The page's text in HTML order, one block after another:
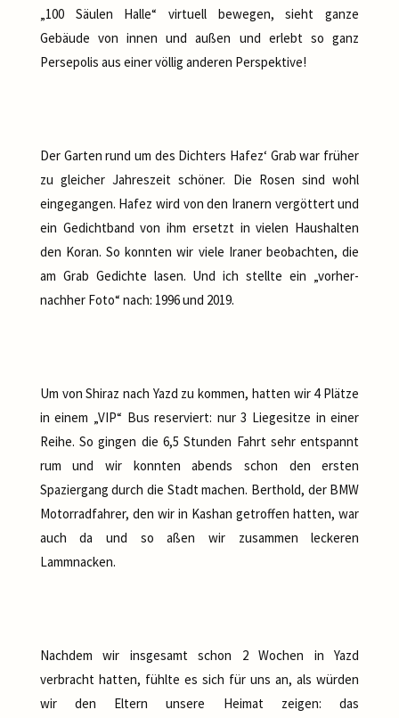
„100 Säulen Halle“ virtuell bewegen, sieht ganze
Gebäude von innen und außen und erlebt so ganz
Persepolis aus einer völlig anderen Perspektive!
Der Garten rund um des Dichters Hafez‘ Grab war früher
zu gleicher Jahreszeit schöner. Die Rosen sind wohl
eingegangen. Hafez wird von den Iranern vergöttert und
ein Gedichtband von ihm ersetzt in vielen Haushalten
den Koran. So konnten wir viele Iraner beobachten, die
am Grab Gedichte lasen. Und ich stellte ein „vorher-
nachher Foto“ nach: 1996 und 2019.
Um von Shiraz nach Yazd zu kommen, hatten wir 4 Plätze
in einem „VIP“ Bus reserviert: nur 3 Liegesitze in einer
Reihe. So gingen die 6,5 Stunden Fahrt sehr entspannt
rum und wir konnten abends schon den ersten
Spaziergang durch die Stadt machen. Berthold, der BMW
Motorradfahrer, den wir in Kashan getroffen hatten, war
auch da und so aßen wir zusammen leckeren
Lammnacken.
Nachdem wir insgesamt schon 2 Wochen in Yazd
verbracht hatten, fühlte es sich für uns an, als würden
wir den Eltern unsere Heimat zeigen: das